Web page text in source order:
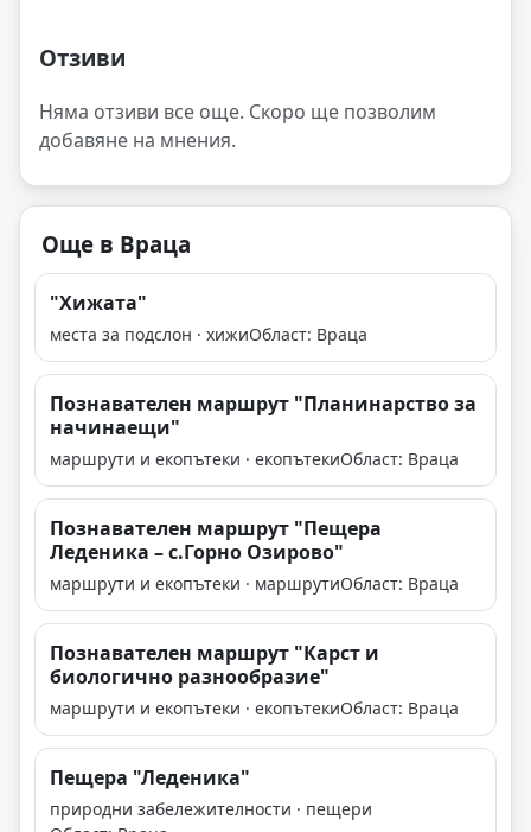
Отзиви
Няма отзиви все още. Скоро ще позволим
добавяне на мнения.
Още в Враца
"Хижата"
места за подслон · хижиОбласт: Враца
Познавателен маршрут "Планинарство за
начинаещи"
маршрути и екопътеки · екопътекиОбласт: Враца
Познавателен маршрут "Пещера
Леденика – с.Горно Озирово"
маршрути и екопътеки · маршрутиОбласт: Враца
Познавателен маршрут "Карст и
биологично разнообразие"
маршрути и екопътеки · екопътекиОбласт: Враца
Пещера "Леденика"
природни забележителности · пещери